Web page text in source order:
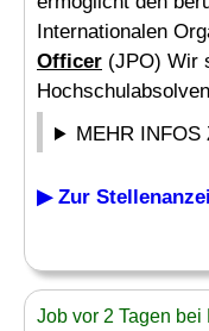
Internationalen
Officer (JPO) Wir
MEHR INFOS
▶ Zur
Job vor 2 Tagen